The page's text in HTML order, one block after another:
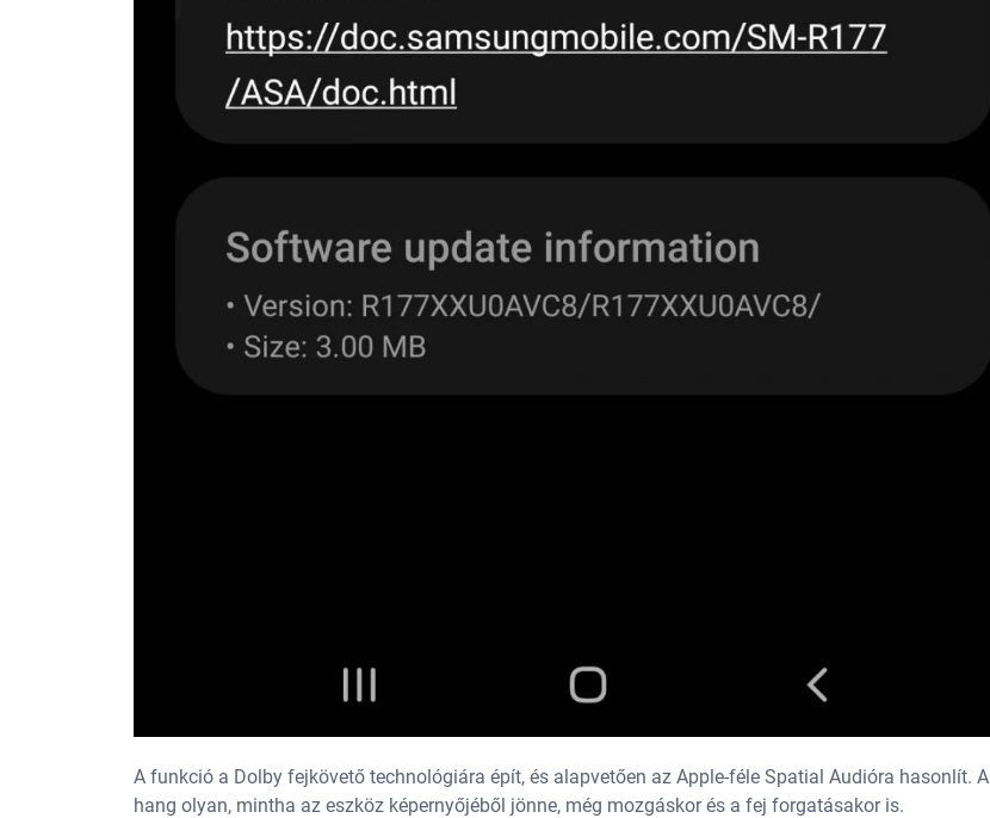
A funkció a Dolby fejkövető technológiára épít, és alapvetően az Apple-féle Spatial Audióra hasonlít. A
hang olyan, mintha az eszköz képernyőjéből jönne, még mozgáskor és a fej forgatásakor is.